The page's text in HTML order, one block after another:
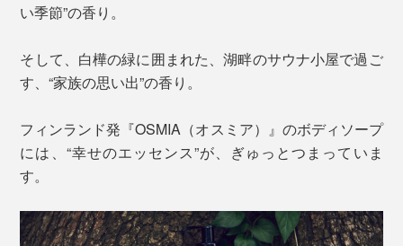
い季節”の香り。
そして、白樺の緑に囲まれた、湖畔のサウナ小屋で過ご
す、“家族の思い出”の香り。
フィンランド発『OSMIA（オスミア）』のボディソープ
には、“幸せのエッセンス”が、ぎゅっとつまっていま
す。